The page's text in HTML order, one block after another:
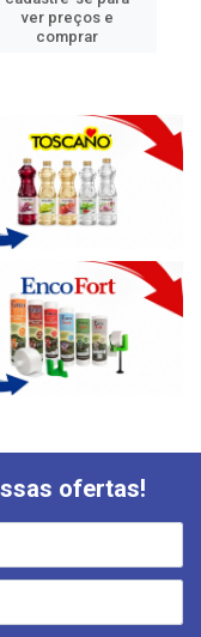
ver preços e
comprar
ofertas!